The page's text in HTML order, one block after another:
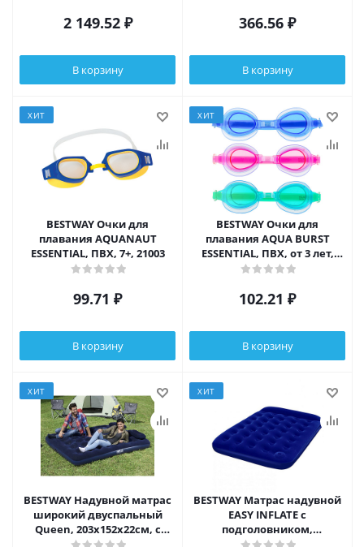
2 149.52₽
В корзину
366.56 ₽
В корзину
ХИТ
BESTWAY Очки для
плавания AQUANAUT
ESSENTIAL, ПВХ, 7+, 21003
99.71 ₽
В корзину
ХИТ
BESTWAY Очки для
плавания AQUA BURST
ESSENTIAL, ПВХ, от 3 лет,
21002
102.21 ₽
В корзину
ХИТ
BESTWAY Надувной матрас
широкий двуспальный
Queen, 203x152x22см, с
руч.насосом и 2
ХИТ
BESTWAY Матрас надувной
EASY INFLATE с
подголовником,
встр.ножн.насос,